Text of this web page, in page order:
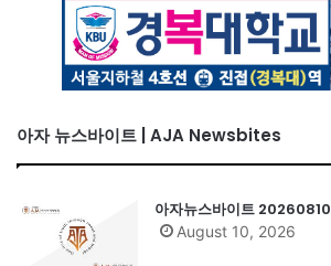
아자 뉴스바이트 | AJA Newsbites
아자뉴스바이트 20260810
August 10, 2026